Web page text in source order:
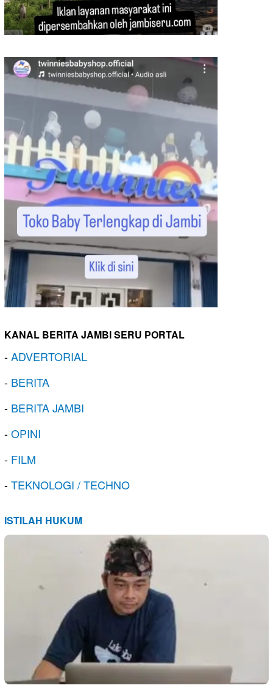
KANAL BERITA JAMBI SERU PORTAL
-ADVERTORIAL
- BERITA
- BERITA JAMBI
-OPINI
- FILM
-TEKNOLOGI / TECHNO
ISTILAH HUKUM